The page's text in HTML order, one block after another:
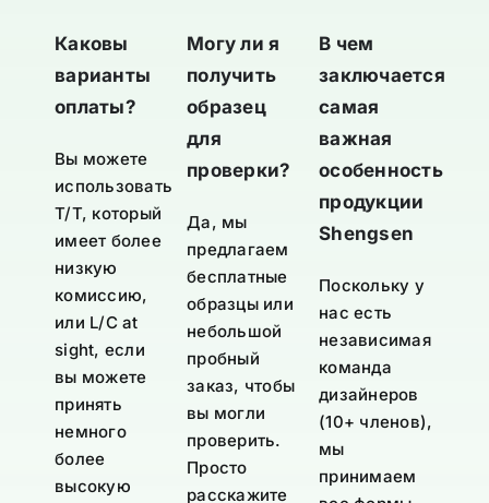
Каковы
варианты
оплаты?
Вы можете
использовать
T/T, который
имеет более
низкую
комиссию,
или L/C at
sight, если
вы можете
принять
немного
более
высокую
Могу ли я
получить
образец
для
проверки?
Да, мы
предлагаем
бесплатные
образцы или
небольшой
пробный
заказ, чтобы
вы могли
проверить.
Просто
расскажите
В чем
заключается
самая
важная
особенность
продукции
Shengsen
Поскольку у
нас есть
независимая
команда
дизайнеров
(10+ членов),
мы
принимаем